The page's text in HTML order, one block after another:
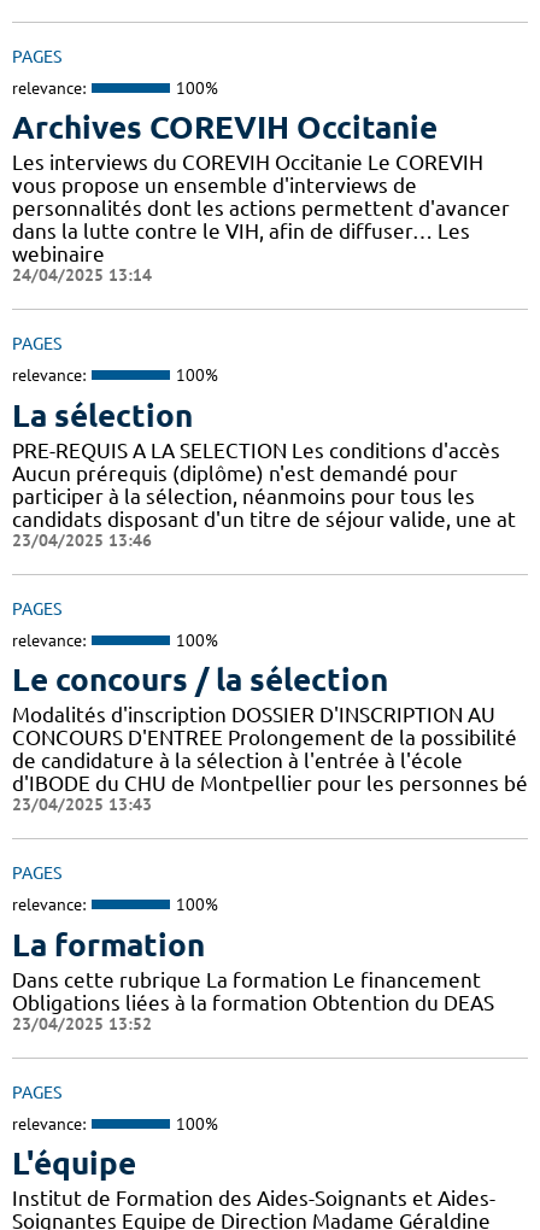
PAGES
relevance: 100%
Archives COREVIH Occitanie
Les interviews du COREVIH Occitanie Le COREVIH
vous propose un ensemble d'interviews de
personnalités dont les actions permettent d'avancer
dans la lutte contre le VIH, afin de diffuser… Les
webinaire
24/04/2025 13:14
PAGES
relevance: 100%
La sélection
PRE-REQUIS A LA SELECTION Les conditions d'accès
Aucun prérequis (diplôme) n'est demandé pour
participer à la sélection, néanmoins pour tous les
candidats disposant d'un titre de séjour valide, une at
23/04/2025 13:46
PAGES
relevance: 100%
Le concours / la sélection
Modalités d'inscription DOSSIER D'INSCRIPTION AU
CONCOURS D'ENTREE Prolongement de la possibilité
de candidature à la sélection à l'entrée à l'école
d'IBODE du CHU de Montpellier pour les personnes bé
23/04/2025 13:43
PAGES
relevance: 100%
La formation
Dans cette rubrique La formation Le financement
Obligations liées à la formation Obtention du DEAS
23/04/2025 13:52
PAGES
relevance: 100%
L'équipe
Institut de Formation des Aides-Soignants et Aides-
Soignantes Equipe de Direction Madame Géraldine